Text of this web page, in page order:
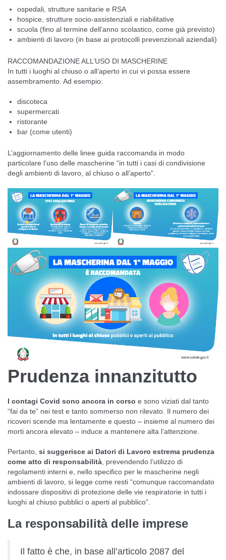
ospedali, strutture sanitarie e RSA
hospice, strutture socio-assistenziali e riabilitative
scuola (fino al termine dell’anno scolastico, come già previsto)
ambienti di lavoro (in base ai protocolli prevenzionali aziendali)
RACCOMANDAZIONE ALL’USO DI MASCHERINE
In tutti i luoghi al chiuso o all’aperto in cui vi possa essere
assembramento. Ad esempio:
discoteca
supermercati
ristorante
bar (come utenti)
L’aggiornamento delle linee guida raccomanda in modo
particolare l’uso delle mascherine “in tutti i casi di condivisione
degli ambienti di lavoro, al chiuso o all’aperto”.
Prudenza innanzitutto
I contagi Covid sono ancora in corso e sono viziati dal tanto
“fai da te” nei test e tanto sommerso non rilevato. Il numero dei
ricoveri scende ma lentamente e questo – insieme al numero dei
morti ancora elevato – induce a mantenere alta l’attenzione.
Pertanto, si suggerisce ai Datori di Lavoro estrema prudenza
come atto di responsabilità , prevendendo l’utilizzo di
regolamenti interni e, nello specifico per le mascherine negli
ambienti di lavoro, si legge come resti “comunque raccomandato
indossare dispositivi di protezione delle vie respiratorie in tutti i
luoghi al chiuso pubblici o aperti al pubblico”.
La responsabilità delle imprese
Il fatto è che, in base all’articolo 2087 del